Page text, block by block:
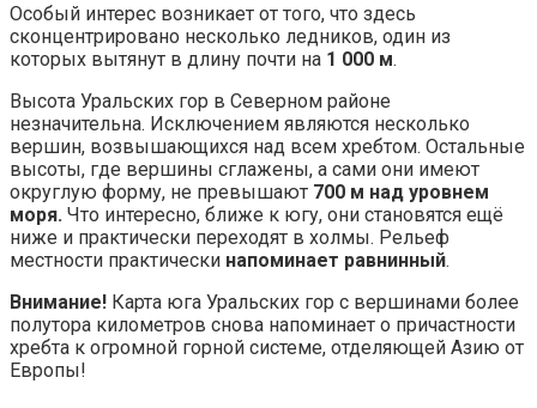
Особый интерес возникает от того, что здесь
сконцентрировано несколько ледников, один из
которых вытянут в длину почти на 1 000 м.
Высота Уральских гор в Северном районе
незначительна. Исключением являются несколько
вершин, возвышающихся над всем хребтом. Остальные
высоты, где вершины сглажены, а сами они имеют
округлую форму, не превышают 700 м над уровнем
моря. Что интересно, ближе к югу, они становятся ещё
ниже и практически переходят в холмы. Рельеф
местности практически напоминает равнинный.
Внимание! Карта юга Уральских гор с вершинами более
полутора километров снова напоминает о причастности
хребта к огромной горной системе, отделяющей Азию от
Европы!